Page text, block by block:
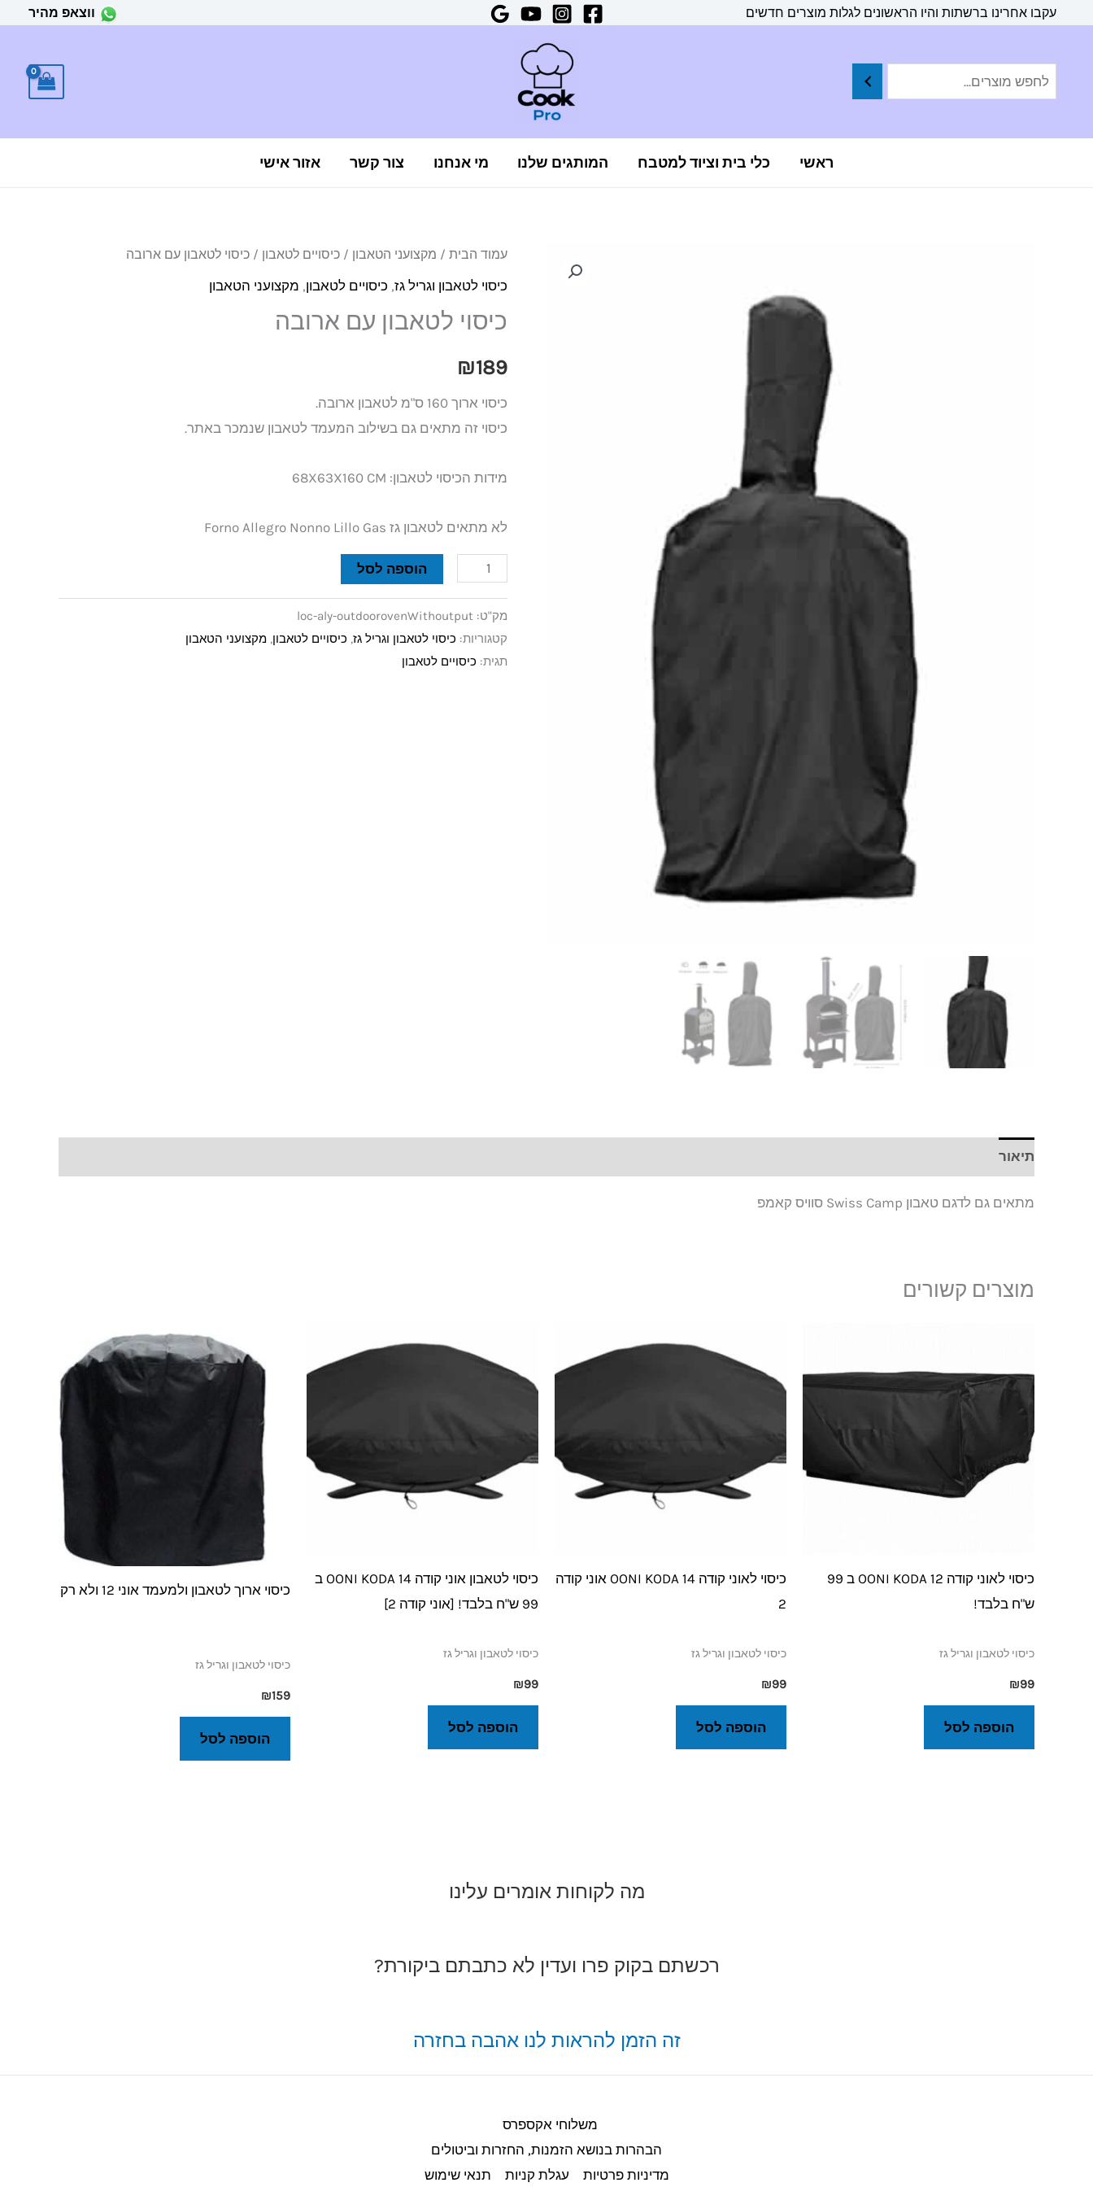
עקבו אחרינו ברשתות והיו הראשונים לגלות מוצרים חדשים ווצאפ מהיר
ראשי כלי בית וציוד למטבח המותגים שלנו מי אנחנו צור קשר אזור אישי
עמוד הבית / מקצועני הטאבון / כיסויים לטאבון / כיסוי לטאבון עם ארובה
כיסוי לטאבון וגריל גז, כיסויים לטאבון, מקצועני הטאבון
כיסוי לטאבון עם ארובה
₪189
כיסוי ארוך 160 ס"מ לטאבון ארובה.
כיסוי זה מתאים גם בשילוב המעמד לטאבון שנמכר באתר.
מידות הכיסוי לטאבון: 68X63X160 CM
לא מתאים לטאבון ‏גז Forno Allegro Nonno Lillo Gas
כמות
של
לטאבון
ארובה
הוספה לסל
מק"ט: loc-aly-outdoorovenWithoutput
קטגוריות: כיסוי לטאבון וגריל גז, כיסויים לטאבון, מקצועני הטאבון
תגית: כיסויים לטאבון
תיאור
מתאים גם לדגם טאבון Swiss Camp סוויס קאמפ
מוצרים קשורים
כיסוי לאוני קודה 12 OONI KODA ב 99
ש"ח בלבד!
כיסוי לטאבון וגריל גז
₪99
הוספה לסל
כיסוי לאוני קודה 14 OONI KODA אוני קודה
2
כיסוי לטאבון וגריל גז
₪99
הוספה לסל
כיסוי לטאבון אוני קודה 14 OONI KODA ב
99 ש"ח בלבד! [אוני קודה 2]
כיסוי לטאבון וגריל גז
₪99
הוספה לסל
כיסוי ארוך לטאבון ולמעמד אוני 12 ולא רק
כיסוי לטאבון וגריל גז
₪159
הוספה לסל
מה לקוחות אומרים עלינו
רכשתם בקוק פרו ועדין לא כתבתם ביקורת?
זה הזמן להראות לנו אהבה בחזרה
משלוחי אקספרס
הבהרות בנושא הזמנות, החזרות וביטולים​
מדיניות פרטיות
עגלת קניות תנאי שימוש